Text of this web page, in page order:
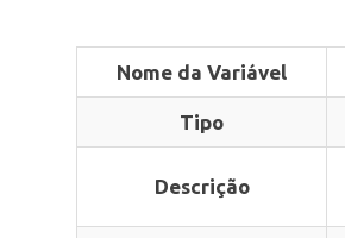
Nome da Variável
Tipo
Descrição